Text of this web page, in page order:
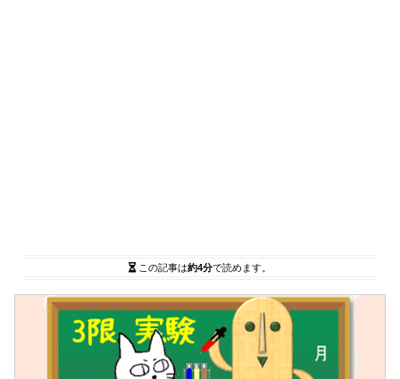
この記事は約4分で読めます。